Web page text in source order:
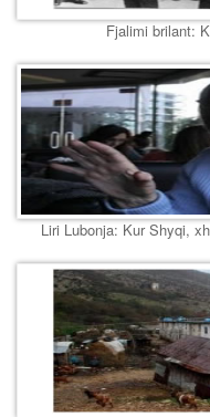
Fjalimi brilant:
Liri Lubonja: Kur Shyqi,